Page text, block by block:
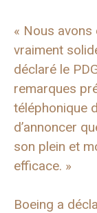
« Nous
vraiment
déclaré le
remarques
téléphonique
d’annoncer
son plein et
efficace. »
Boeing a